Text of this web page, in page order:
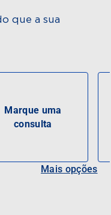
que a sua
Marque uma
consulta
Mais opções